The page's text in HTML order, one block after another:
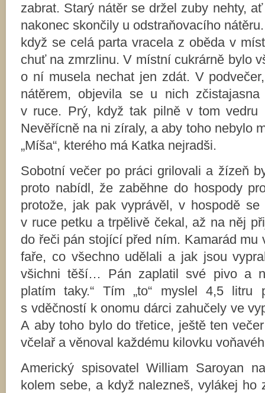
zabrat. Starý nátěr se držel zuby nehty,
nakonec skončily u odstraňovacího
když se celá parta vracela z oběda v
chuť na zmrzlinu. V místní cukrárně bylo
o ní musela nechat jen zdát. V
nátěrem, objevila se u nich
v ruce. Prý, když tak pilně v tom vedru
Nevěřícně na ni zíraly, a aby toho nebylo
„Míša“, kterého má Katka nejradši.
Sobotní večer po práci grilovali a žízeň
proto nabídl, že zaběhne do hospody
protože, jak pak vyprávěl, v hospodě
v ruce petku a trpělivě čekal, až na něj
do řeči pán stojící před ním. Kamarád mu
faře, co všechno udělali a jak jsou
všichni těší… Pán zaplatil své pivo a
platím taky.“ Tím „to“ myslel 4,5 litru
s vděčností k onomu dárci zahučely ve
A aby toho bylo do třetice, ještě ten
včelař a věnoval každému kilovku
Americký spisovatel William Saroyan
kolem sebe, a když nalezneš, vylákej